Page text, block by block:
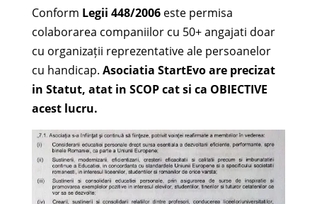
Conform Legii 448/2006 este permisa
colaborarea companiilor cu 50+ angajati doar
cu organizații reprezentative ale persoanelor
cu handicap. Asociatia StartEvo are precizat
in Statut, atat in SCOP cat si ca OBIECTIVE
acest lucru.